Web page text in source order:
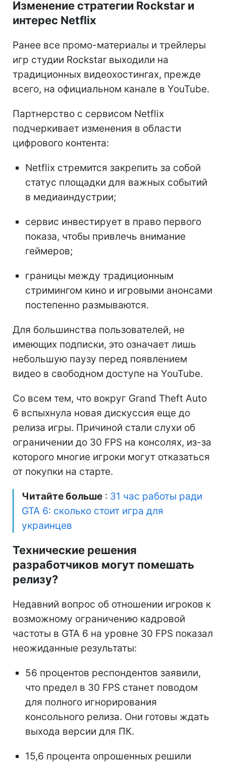
Изменение стратегии Rockstar и
интерес Netflix
Ранее все промо-материалы и трейлеры
игр студии Rockstar выходили на
традиционных видеохостингах, прежде
всего, на официальном канале в YouTube.
Партнерство с сервисом Netflix
подчеркивает изменения в области
цифрового контента:
Netflix стремится закрепить за собой
статус площадки для важных событий
в медиаиндустрии;
сервис инвестирует в право первого
показа, чтобы привлечь внимание
геймеров;
границы между традиционным
стримингом кино и игровыми анонсами
постепенно размываются.
Для большинства пользователей, не
имеющих подписки, это означает лишь
небольшую паузу перед появлением
видео в свободном доступе на YouTube.
Со всем тем, что вокруг Grand Theft Auto
6 вспыхнула новая дискуссия еще до
релиза игры. Причиной стали слухи об
ограничении до 30 FPS на консолях, из-за
которого многие игроки могут отказаться
от покупки на старте.
Читайте больше : 31 час работы ради
GTA 6: сколько стоит игра для
украинцев
Технические решения
разработчиков могут помешать
релизу?
Недавний вопрос об отношении игроков к
возможному ограничению кадровой
частоты в GTA 6 на уровне 30 FPS показал
неожиданные результаты:
56 процентов респондентов заявили,
что предел в 30 FPS станет поводом
для полного игнорирования
консольного релиза. Они готовы ждать
выхода версии для ПК.
15,6 процента опрошенных решили